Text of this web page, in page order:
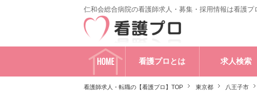
仁和会総合病院の看護師求人・募集・採用情報は看護
HOME 看護プロとは 求人検索
看護師求人・転職の【看護プロ】TOP 東京都 八王子市